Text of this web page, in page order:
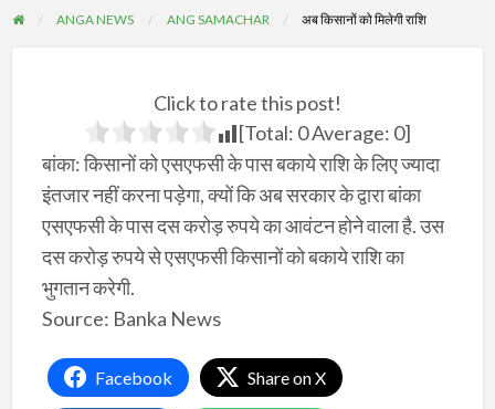
ANGA NEWS ANG SAMACHAR अब किसानों को मिलेगी राशि
Click to rate this post!
[Total: 0Average: 0]
बांका: किसानों को एसएफसी के पास बकाये राशि के लिए ज्यादा
इंतजार नहीं करना पड़ेगा, क्यों कि अब सरकार के द्वारा बांका
एसएफसी के पास दस करोड़ रुपये का आवंटन होने वाला है. उस
दस करोड़ रुपये से एसएफसी किसानों को बकाये राशि का
भुगतान करेगी.
Source: Banka News
Facebook Share on X